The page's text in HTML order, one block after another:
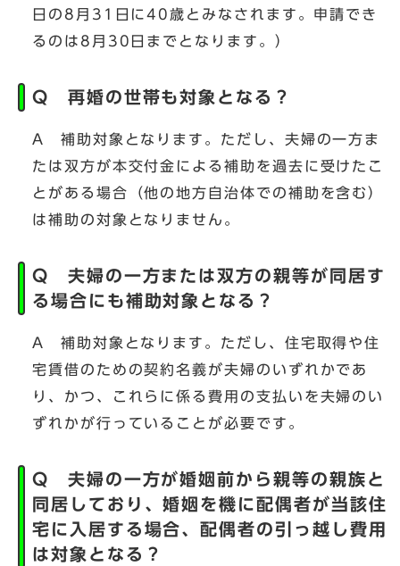
日の8月31日に40歳とみなされます。申請でき
るのは8月30日までとなります。）
Q 再婚の世帯も対象となる？
A 補助対象となります。ただし、夫婦の一方ま
たは双方が本交付金による補助を過去に受けたこ
とがある場合（他の地方自治体での補助を含む）
は補助の対象となりません。
Q 夫婦の一方または双方の親等が同居す
る場合にも補助対象となる？
A 補助対象となります。ただし、住宅取得や住
宅賃借のための契約名義が夫婦のいずれかであ
り、かつ、これらに係る費用の支払いを夫婦のい
ずれかが行っていることが必要です。
Q 夫婦の一方が婚姻前から親等の親族と
同居しており、婚姻を機に配偶者が当該住
宅に入居する場合、配偶者の引っ越し費用
は対象となる？